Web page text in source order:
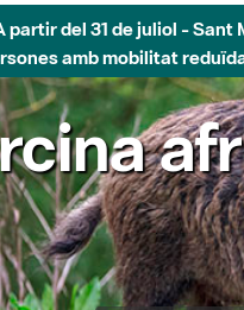
partir del 31 de juliol -
amb mobilitat